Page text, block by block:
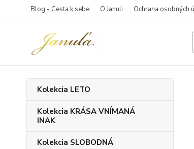
Blog - Cesta k sebe O Januli Ochrana osobných
Kolekcia LETO
Kolekcia KRÁSA VNÍMANÁ
INAK
Kolekcia SLOBODNÁ